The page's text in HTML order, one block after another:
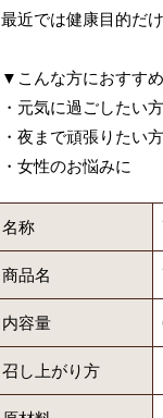
最近では健康目的だ
▼こんな方におすすめ
・元気に過ごしたい方
・夜まで頑張りたい方
・女性のお悩みに
名称
商品名
内容量
召し上がり方